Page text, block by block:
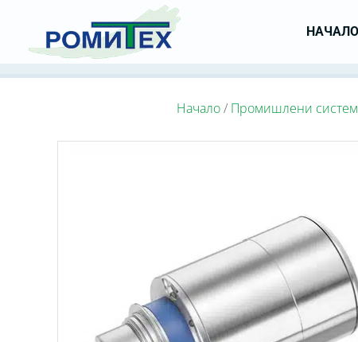
НАЧАЛО
Начало/ Промишлени